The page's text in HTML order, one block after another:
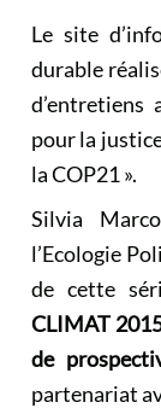
Le site
durable
d’entretiens
pour la
la COP21 ».
Silvia
l’Ecologie
de cette
CLIMAT
de
partenariat